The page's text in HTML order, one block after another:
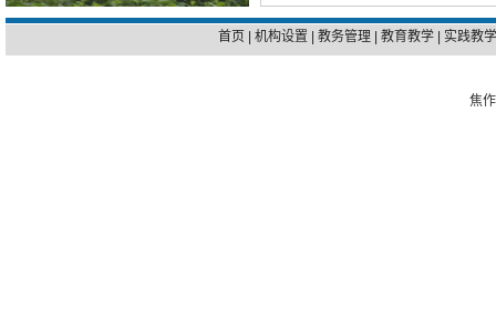
首页 机构设置 教务管理 教育教学 实践教
焦